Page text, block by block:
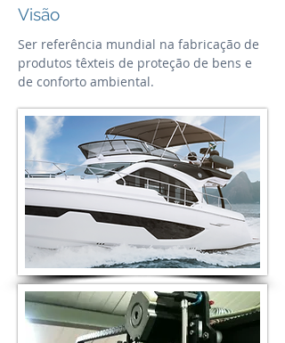
Visão
Ser referência mundial na fabricação de
produtos têxteis de proteção de bens e
de conforto ambiental.